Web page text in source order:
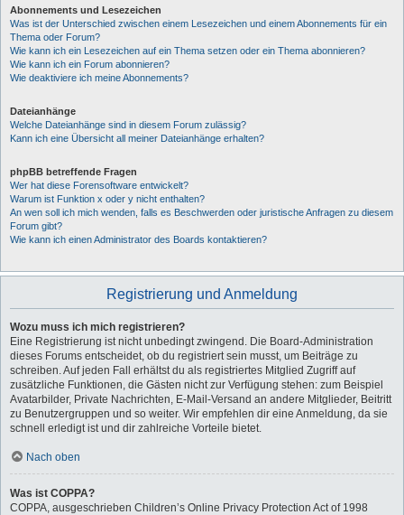
Abonnements und Lesezeichen
Was ist der Unterschied zwischen einem Lesezeichen und einem Abonnements für ein
Thema oder Forum?
Wie kann ich ein Lesezeichen auf ein Thema setzen oder ein Thema abonnieren?
Wie kann ich ein Forum abonnieren?
Wie deaktiviere ich meine Abonnements?
Dateianhänge
Welche Dateianhänge sind in diesem Forum zulässig?
Kann ich eine Übersicht all meiner Dateianhänge erhalten?
phpBB betreffende Fragen
Wer hat diese Forensoftware entwickelt?
Warum ist Funktion x oder y nicht enthalten?
An wen soll ich mich wenden, falls es Beschwerden oder juristische Anfragen zu diesem
Forum gibt?
Wie kann ich einen Administrator des Boards kontaktieren?
Registrierung und Anmeldung
Wozu muss ich mich registrieren?
Eine Registrierung ist nicht unbedingt zwingend. Die Board-Administration
dieses Forums entscheidet, ob du registriert sein musst, um Beiträge zu
schreiben. Auf jeden Fall erhältst du als registriertes Mitglied Zugriff auf
zusätzliche Funktionen, die Gästen nicht zur Verfügung stehen: zum Beispiel
Avatarbilder, Private Nachrichten, E-Mail-Versand an andere Mitglieder, Beitritt
zu Benutzergruppen und so weiter. Wir empfehlen dir eine Anmeldung, da sie
schnell erledigt ist und dir zahlreiche Vorteile bietet.
Nach oben
Was ist COPPA?
COPPA, ausgeschrieben Children’s Online Privacy Protection Act of 1998